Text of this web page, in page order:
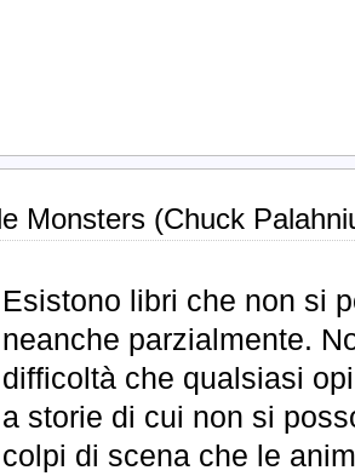
Monsters (Chuck
Esistono libri che non si
neanche parzialmente.
difficoltà che qualsiasi
a storie di cui non si
colpi di scena che le